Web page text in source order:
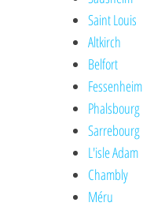
Saint Louis
Altkirch
Belfort
Fessenheim
Phalsbourg
Sarrebourg
L'isle Adam
Chambly
Méru